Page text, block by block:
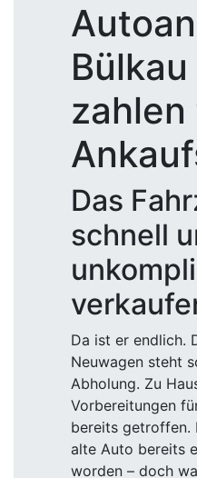
zahlen
Das
schnell
Da ist er endlich.
Neuwagen steht
Abholung. Zu
Vorbereitungen
bereits getroffen.
alte Auto bereits
worden – doch